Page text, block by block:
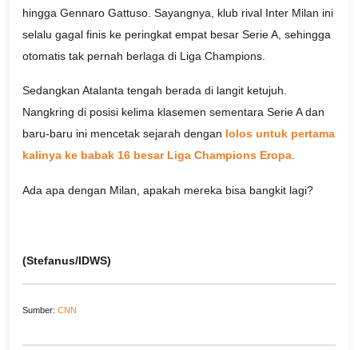
hingga Gennaro Gattuso. Sayangnya, klub rival Inter Milan ini
selalu gagal finis ke peringkat empat besar Serie A, sehingga
otomatis tak pernah berlaga di Liga Champions.
Sedangkan Atalanta tengah berada di langit ketujuh.
Nangkring di posisi kelima klasemen sementara Serie A dan
baru-baru ini mencetak sejarah dengan lolos untuk pertama
kalinya ke babak 16 besar Liga Champions Eropa.
Ada apa dengan Milan, apakah mereka bisa bangkit lagi?
(Stefanus/IDWS)
Sumber: CNN